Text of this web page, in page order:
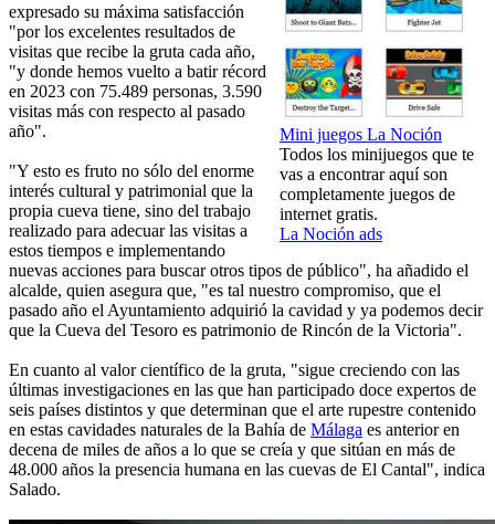
Mini juegos La Noción
Todos los minijuegos que te
vas a encontrar aquí son
completamente juegos de
internet gratis.
La Noción ads
expresado su máxima satisfacción
"por los excelentes resultados de
visitas que recibe la gruta cada año,
"y donde hemos vuelto a batir récord
en 2023 con 75.489 personas, 3.590
visitas más con respecto al pasado
año".
"Y esto es fruto no sólo del enorme
interés cultural y patrimonial que la
propia cueva tiene, sino del trabajo
realizado para adecuar las visitas a
estos tiempos e implementando
nuevas acciones para buscar otros tipos de público", ha añadido el
alcalde, quien asegura que, "es tal nuestro compromiso, que el
pasado año el Ayuntamiento adquirió la cavidad y ya podemos decir
que la Cueva del Tesoro es patrimonio de Rincón de la Victoria".
En cuanto al valor científico de la gruta, "sigue creciendo con las
últimas investigaciones en las que han participado doce expertos de
seis países distintos y que determinan que el arte rupestre contenido
en estas cavidades naturales de la Bahía de Málaga es anterior en
decena de miles de años a lo que se creía y que sitúan en más de
48.000 años la presencia humana en las cuevas de El Cantal", indica
Salado.